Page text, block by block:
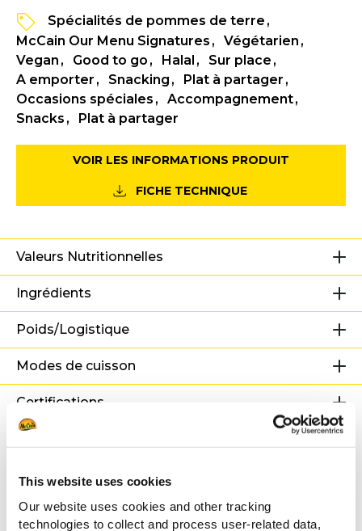
This website uses cookies
Our website uses cookies and other tracking
technologies to collect and process user-related data,
Spécialités de pommes de terre
McCain Our Menu Signatures
Végétarien
Vegan
Good to go Halal
Sur place
A emporter
Snacking
Plat à partager
Occasions spéciales
Accompagnement
Snacks
Plat à partager
VOIR LES INFORMATIONS PRODUIT
FICHE TECHNIQUE
Valeurs Nutritionnelles
Ingrédients
Poids/Logistique
Modes de cuisson
Certifications
Recettes associées